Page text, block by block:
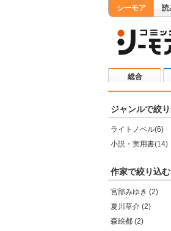
シーモア 読
総合
ジャンルで絞
ライトノベル(6)
小説・実用書(14)
作家で絞り込む
宮部みゆき (2)
夏川草介 (2)
森絵都 (2)